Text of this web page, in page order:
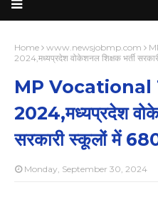
Home www.newsjobmp.com
2024,मध्यप्रदेश वोकेशनल शिक्षक भर्ती
MP
2024,मध्यप्रदेश
सरकारी स्कूलों में
Monday, September 30, 2024